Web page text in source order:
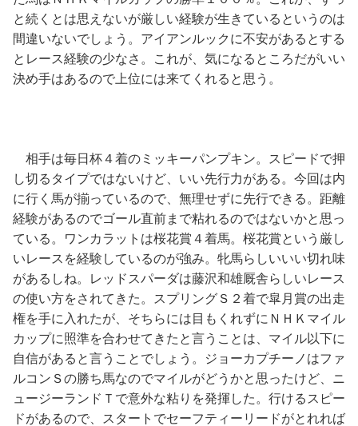
と続くとは思えないが厳しい経験が生きているというのは
間違いないでしょう。アイアンルックに不安があるとする
とレース経験の少なさ。これが、気になるところだがいい
決め手はあるので上位には来てくれると思う。
相手は毎日杯４着のミッキーパンプキン。スピードで押
し切るタイプではないけど、いい先行力がある。今回は内
に行く馬が揃っているので、無理せずに先行できる。距離
経験があるのでゴール直前まで粘れるのではないかと思っ
ている。ワンカラットは桜花賞４着馬。桜花賞という厳し
いレースを経験しているのが強み。牝馬らしいいい切れ味
があるしね。レッドスパーダは藤沢和雄厩舎らしいレース
の使い方をされてきた。スプリングＳ２着で皐月賞の出走
権を手に入れたが、そちらには目もくれずにＮＨＫマイル
カップに照準を合わせてきたと言うことは、マイル以下に
自信があると言うことでしょう。ジョーカプチーノはファ
ルコンＳの勝ち馬なのでマイルがどうかと思ったけど、ニ
ュージーランドＴで意外な粘りを発揮した。行けるスピー
ドがあるので、スタートでセーフティーリードがとれれば